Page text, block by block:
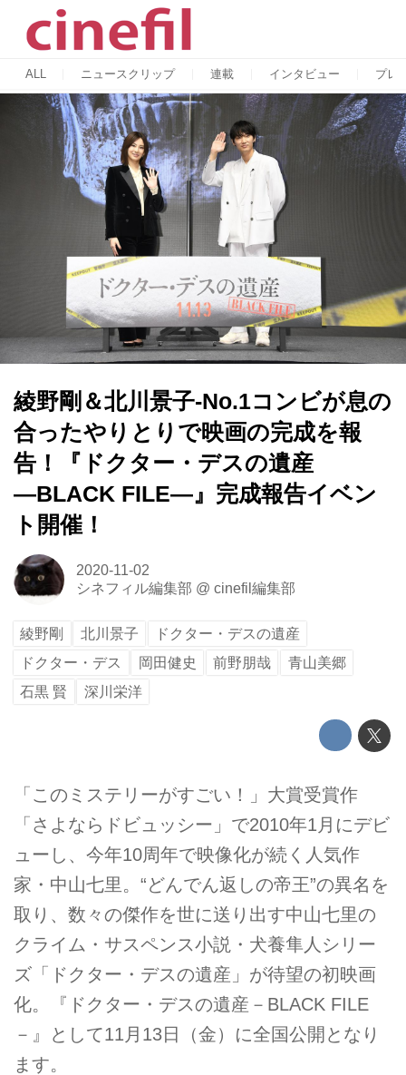
ALL ニュースクリップ 連載 インタビュー プレ
綾野剛＆北川景子-No.1コンビが息の
合ったやりとりで映画の完成を報
告！『ドクター・デスの遺産
―BLACK FILE―』完成報告イベン
ト開催！
2020-11-02
シネフィル編集部 @ cinefil編集部
綾野剛 北川景子
ドクター・デスの遺産
ドクター・デス
岡田健史 前野朋哉
青山美郷
石黒 賢
深川栄洋
「このミステリーがすごい！」大賞受賞作
「さよならドビュッシー」で2010年1月にデビ
ューし、今年10周年で映像化が続く人気作
家・中山七里。“どんでん返しの帝王”の異名を
取り、数々の傑作を世に送り出す中山七里の
クライム・サスペンス小説・犬養隼人シリー
ズ「ドクター・デスの遺産」が待望の初映画
化。『ドクター・デスの遺産－BLACK FILE
－』として11月13日（金）に全国公開となり
ます。